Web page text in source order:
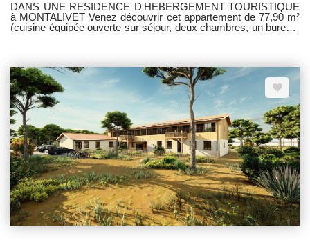
DANS UNE RESIDENCE D'HEBERGEMENT TOURISTIQUE
à MONTALIVET Venez découvrir cet appartement de 77,90 m²
(cuisine équipée ouverte sur séjour, deux chambres, un bureau,
de procédure en cours.